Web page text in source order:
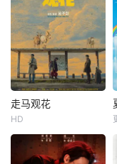
走马观花
HD